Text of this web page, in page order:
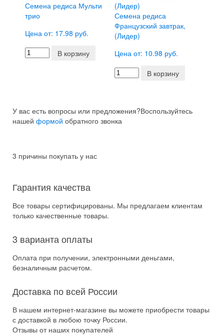
Семена редиса Мульти
трио
Цена от: 17.98 руб.
В корзину
Семена редиса
Французский завтрак,
(Лидер)
Цена от: 10.98 руб.
В корзину
У вас есть вопросы или предложения?Воспользуйтесь
нашей формой обратного звонка
3 причины покупать у нас
Гарантия качества
Все товары сертифицированы. Мы предлагаем клиентам
только качественные товары.
3 варианта оплаты
Оплата при получении, электронными деньгами,
безналичным расчетом.
Доставка по всей России
В нашем интернет-магазине вы можете приобрести товары
с доставкой в любою точку России.
Отзывы от наших покупателей